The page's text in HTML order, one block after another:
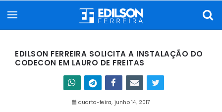
EDILSON FERREIRA SOLICITA A INSTALAÇÃO DO
CODECON EM LAURO DE FREITAS
quarta-feira, junho 14, 2017